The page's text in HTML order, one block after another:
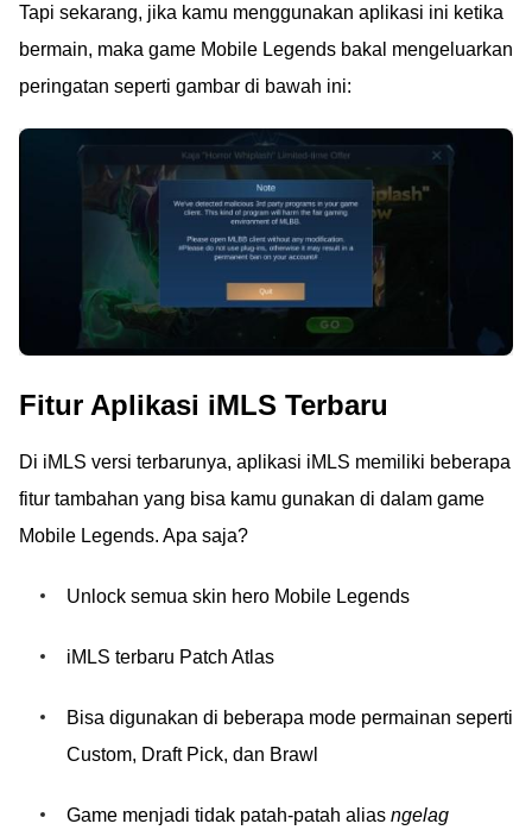
Tapi sekarang, jika kamu menggunakan aplikasi ini ketika
bermain, maka game Mobile Legends bakal mengeluarkan
peringatan seperti gambar di bawah ini:
Fitur Aplikasi iMLS Terbaru
Di iMLS versi terbarunya, aplikasi iMLS memiliki beberapa
fitur tambahan yang bisa kamu gunakan di dalam game
Mobile Legends. Apa saja?
Unlock semua skin hero Mobile Legends
iMLS terbaru Patch Atlas
Bisa digunakan di beberapa mode permainan seperti
Custom, Draft Pick, dan Brawl
Game menjadi tidak patah-patah alias ngelag